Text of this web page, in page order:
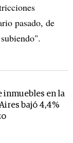
pasado, de
inmuebles en la
bajó 4,4%